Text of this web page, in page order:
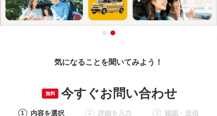
気になることを聞いてみよう！
無料 今すぐお問い合わせ
1 内容を選択 2 詳細を入力 3 確認・送信